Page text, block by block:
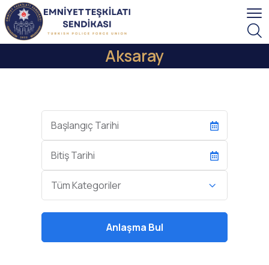
Aksaray
Başlangıç
Tarihi
End
Date
Kategori
Tüm Kategoriler